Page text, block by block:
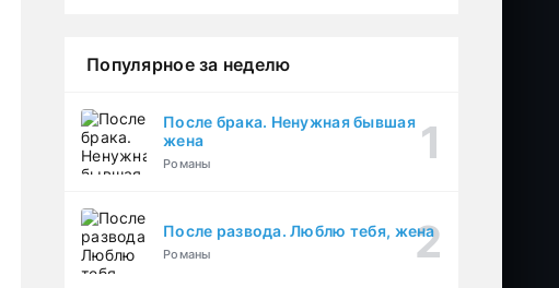
Популярное за неделю
После брака. Ненужная бывшая
жена
Романы
После развода. Люблю тебя, жена
Романы